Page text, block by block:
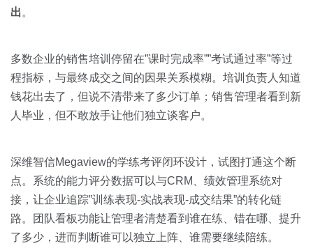
出。
多数企业的销售培训停留在”课时完成率””考试通过率”等过
程指标，与最终成交之间的因果关系模糊。培训负责人知道
钱花出去了，但说不清带来了多少订单；销售管理者看到新
人毕业，但不敢放手让他们独立谈客户。
深维智信Megaview的学练考评闭环设计，试图打通这个断
点。系统的能力评分数据可以与CRM、绩效管理系统对
接，让企业追踪”训练表现-实战表现-成交结果”的转化链
路。团队看板功能让管理者清楚看到谁在练、错在哪、提升
了多少，进而判断谁可以独立上阵、谁需要继续陪练。